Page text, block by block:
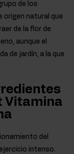
de los
origen natural que
de la flor de
aunque el
de jardín, a la que
Vitamina
del
intenso.